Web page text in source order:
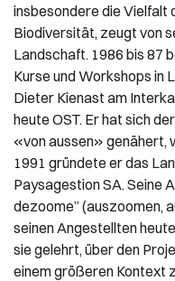
insbesondere die Vielfalt
Biodiversität, zeugt von
Landschaft. 1986 bis 87
Kurse und Workshops in
Dieter Kienast am
heute OST. Er hat sich
«von aussen» genähert,
1991 gründete er das
Paysagestion SA. Seine
dezoome” (auszoomen,
seinen Angestellten
sie gelehrt, über den
einem größeren Kontext